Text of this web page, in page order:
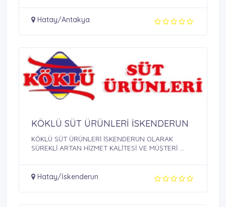
Hatay/Antakya
KÖKLÜ SÜT ÜRÜNLERİ İSKENDERUN
KÖKLÜ SÜT ÜRÜNLERİ İSKENDERUN OLARAK
SÜREKLİ ARTAN HİZMET KALİTESİ VE MÜŞTERİ ...
Hatay/İskenderun